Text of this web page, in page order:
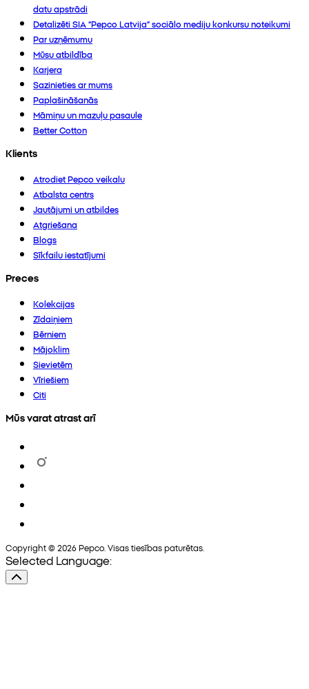
datu apstrādi
Detalizēti SIA “Pepco Latvija” sociālo mediju konkursu noteikumi
Par uzņēmumu
Mūsu atbildība
Karjera
Sazinieties ar mums
Paplašināšanās
Māmiņu un mazuļu pasaule
Better Cotton
Klients
Atrodiet Pepco veikalu
Atbalsta centrs
Jautājumi un atbildes
Atgriešana
Blogs
Sīkfailu iestatījumi
Preces
Kolekcijas
Zīdaiņiem
Bērniem
Mājoklim
Sievietēm
Vīriešiem
Citi
Mūs varat atrast arī
Copyright © 2026 Pepco. Visas tiesības paturētas.
Selected Language: